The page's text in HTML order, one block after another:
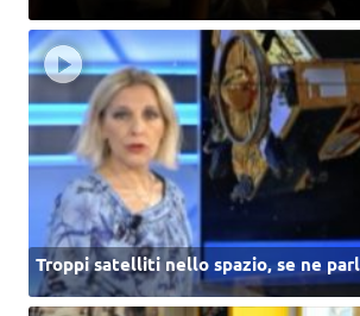
Troppi satelliti nello spazio, se ne